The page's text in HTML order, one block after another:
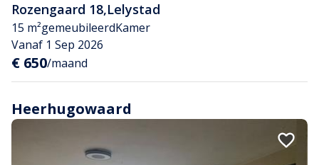
Rozengaard 18,Lelystad
15 m²gemeubileerdKamer
Vanaf 1 Sep 2026
€ 650/maand
Heerhugowaard